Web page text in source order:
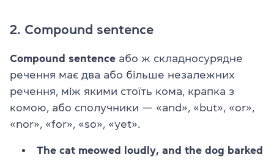
2. Compound sentence
Compound sentence або ж складносурядне
речення має два або більше незалежних
речення, між якими стоїть кома, крапка з
комою, або сполучники — «and», «but», «or»,
«nor», «for», «so», «yet».
The cat meowed loudly, and the dog barked